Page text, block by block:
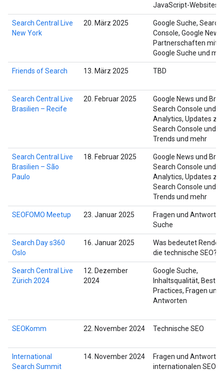
JavaScript-Websites
Search Central Live
New York
20. März 2025
Google Suche, Search
Console, Google News,
Partnerschaften mit
Google Suche und
Friends of Search 13. März 2025 TBD
Search Central Live
Brasilien – Recife
20. Februar 2025
Google News und
Search Console und
Analytics, Updates zur
Search Console und
Trends und mehr
Search Central Live
Brasilien – São
Paulo
18. Februar 2025
Google News und
Search Console und
Analytics, Updates zur
Search Console und
Trends und mehr
SEOFOMO Meetup 23. Januar 2025
Fragen und
Suche
Search Day s360
Oslo
16. Januar 2025
Was bedeutet
die technische SEO?
Search Central Live
Zürich 2024
12. Dezember
2024
Google Suche,
Inhaltsqualität, Best
Practices, Fragen und
Antworten
SEOKomm 22. November 2024 Technische SEO
International
Search Summit
14. November 2024
Fragen und
internationalen SEO